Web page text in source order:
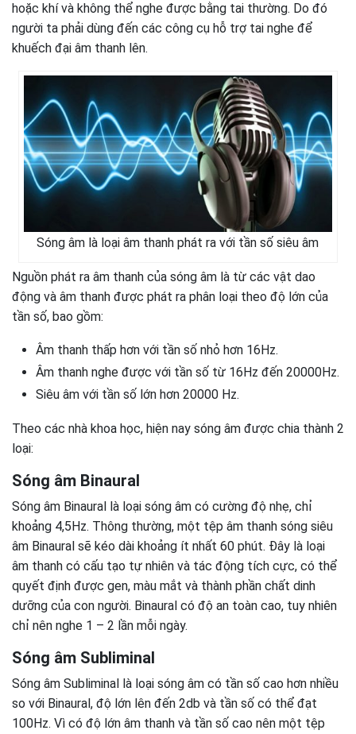
hoặc khí và không thể nghe được bằng tai thường. Do đó
người ta phải dùng đến các công cụ hỗ trợ tai nghe để
khuếch đại âm thanh lên.
Sóng âm là loại âm thanh phát ra với tần số siêu âm
Nguồn phát ra âm thanh của sóng âm là từ các vật dao
động và âm thanh được phát ra phân loại theo độ lớn của
tần số, bao gồm:
Âm thanh thấp hơn với tần số nhỏ hơn 16Hz.
Âm thanh nghe được với tần số từ 16Hz đến 20000Hz.
Siêu âm với tần số lớn hơn 20000 Hz.
Theo các nhà khoa học, hiện nay sóng âm được chia thành 2
loại:
Sóng âm Binaural
Sóng âm Binaural là loại sóng âm có cường độ nhẹ, chỉ
khoảng 4,5Hz. Thông thường, một tệp âm thanh sóng siêu
âm Binaural sẽ kéo dài khoảng ít nhất 60 phút. Đây là loại
âm thanh có cấu tạo tự nhiên và tác động tích cực, có thể
quyết định được gen, màu mắt và thành phần chất dinh
dưỡng của con người. Binaural có độ an toàn cao, tuy nhiên
chỉ nên nghe 1 – 2 lần mỗi ngày.
Sóng âm Subliminal
Sóng âm Subliminal là loại sóng âm có tần số cao hơn nhiều
so với Binaural, độ lớn lên đến 2db và tần số có thể đạt
100Hz. Vì có độ lớn âm thanh và tần số cao nên một tệp